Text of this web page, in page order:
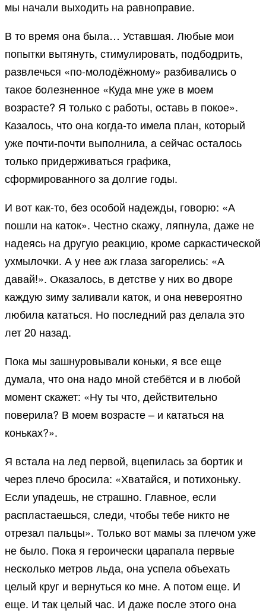
мы начали выходить на равноправие.
В то время она была… Уставшая. Любые мои
попытки вытянуть, стимулировать, подбодрить,
развлечься «по-молодёжному» разбивались о
такое болезненное «Куда мне уже в моем
возрасте? Я только с работы, оставь в покое».
Казалось, что она когда-то имела план, который
уже почти-почти выполнила, а сейчас осталось
только придерживаться графика,
сформированного за долгие годы.
И вот как-то, без особой надежды, говорю: «А
пошли на каток». Честно скажу, ляпнула, даже не
надеясь на другую реакцию, кроме саркастической
ухмылочки. А у нее аж глаза загорелись: «А
давай!». Оказалось, в детстве у них во дворе
каждую зиму заливали каток, и она невероятно
любила кататься. Но последний раз делала это
лет 20 назад.
Пока мы зашнуровывали коньки, я все еще
думала, что она надо мной стебётся и в любой
момент скажет: «Ну ты что, действительно
поверила? В моем возрасте – и кататься на
коньках?».
Я встала на лед первой, вцепилась за бортик и
через плечо бросила: «Хватайся, и потихоньку.
Если упадешь, не страшно. Главное, если
распластаешься, следи, чтобы тебе никто не
отрезал пальцы». Только вот мамы за плечом уже
не было. Пока я героически царапала первые
несколько метров льда, она успела объехать
целый круг и вернуться ко мне. А потом еще. И
еще. И так целый час. И даже после этого она